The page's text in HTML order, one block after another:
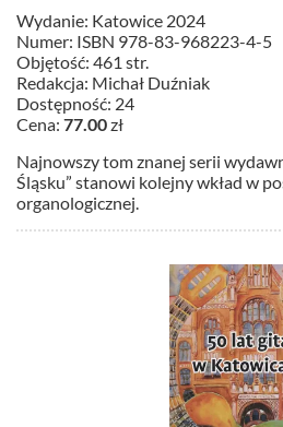
Wydanie: Katowice 2024
Numer: ISBN 978-83-968223-4-5
Objętość: 461 str.
Redakcja: Michał Duźniak
Dostępność: 24
Cena: 77.00zł
Najnowszy tom znanej serii
Śląsku” stanowi kolejny wkład w
organologicznej.